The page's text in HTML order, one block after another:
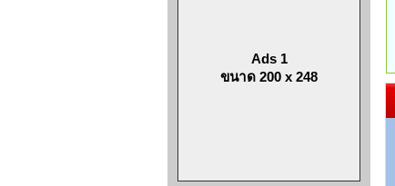
Ads 1
ขนาด 200 x 248